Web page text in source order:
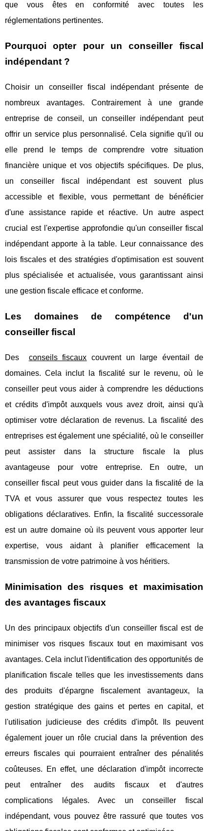
que vous êtes en conformité avec toutes les
réglementations pertinentes.
Pourquoi opter pour un conseiller fiscal
indépendant ?
Choisir un conseiller fiscal indépendant présente de
nombreux avantages. Contrairement à une grande
entreprise de conseil, un conseiller indépendant peut
offrir un service plus personnalisé. Cela signifie qu'il ou
elle prend le temps de comprendre votre situation
financière unique et vos objectifs spécifiques. De plus,
un conseiller fiscal indépendant est souvent plus
accessible et flexible, vous permettant de bénéficier
d'une assistance rapide et réactive. Un autre aspect
crucial est l'expertise approfondie qu'un conseiller fiscal
indépendant apporte à la table. Leur connaissance des
lois fiscales et des stratégies d'optimisation est souvent
plus spécialisée et actualisée, vous garantissant ainsi
une gestion fiscale efficace et conforme.
Les domaines de compétence d'un
conseiller fiscal
Des conseils fiscaux couvrent un large éventail de
domaines. Cela inclut la fiscalité sur le revenu, où le
conseiller peut vous aider à comprendre les déductions
et crédits d'impôt auxquels vous avez droit, ainsi qu'à
optimiser votre déclaration de revenus. La fiscalité des
entreprises est également une spécialité, où le conseiller
peut assister dans la structure fiscale la plus
avantageuse pour votre entreprise. En outre, un
conseiller fiscal peut vous guider dans la fiscalité de la
TVA et vous assurer que vous respectez toutes les
obligations déclaratives. Enfin, la fiscalité successorale
est un autre domaine où ils peuvent vous apporter leur
expertise, vous aidant à planifier efficacement la
transmission de votre patrimoine à vos héritiers.
Minimisation des risques et maximisation
des avantages fiscaux
Un des principaux objectifs d'un conseiller fiscal est de
minimiser vos risques fiscaux tout en maximisant vos
avantages. Cela inclut l'identification des opportunités de
planification fiscale telles que les investissements dans
des produits d'épargne fiscalement avantageux, la
gestion stratégique des gains et pertes en capital, et
l'utilisation judicieuse des crédits d'impôt. Ils peuvent
également jouer un rôle crucial dans la prévention des
erreurs fiscales qui pourraient entraîner des pénalités
coûteuses. En effet, une déclaration d'impôt incorrecte
peut entraîner des audits fiscaux et d'autres
complications légales. Avec un conseiller fiscal
indépendant, vous pouvez être rassuré que toutes vos